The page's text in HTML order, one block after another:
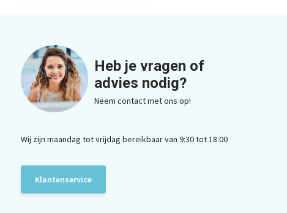
Heb je vragen of
advies nodig?
Neem contact met ons op!
Wij zijn maandag tot vrijdag bereikbaar van 9:30 tot 18:00
Klantenservice